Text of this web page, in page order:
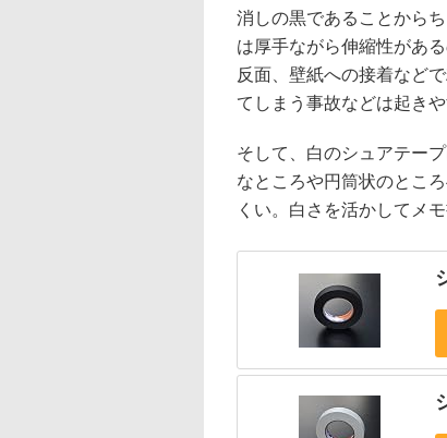
消しの黒であることから
は厚手ながら伸縮性があ
反面、壁紙への接着など
てしまう事故などは起きや
そして、白のシュアテー
なところや円筒状のとこ
くい。白さを活かしてメ